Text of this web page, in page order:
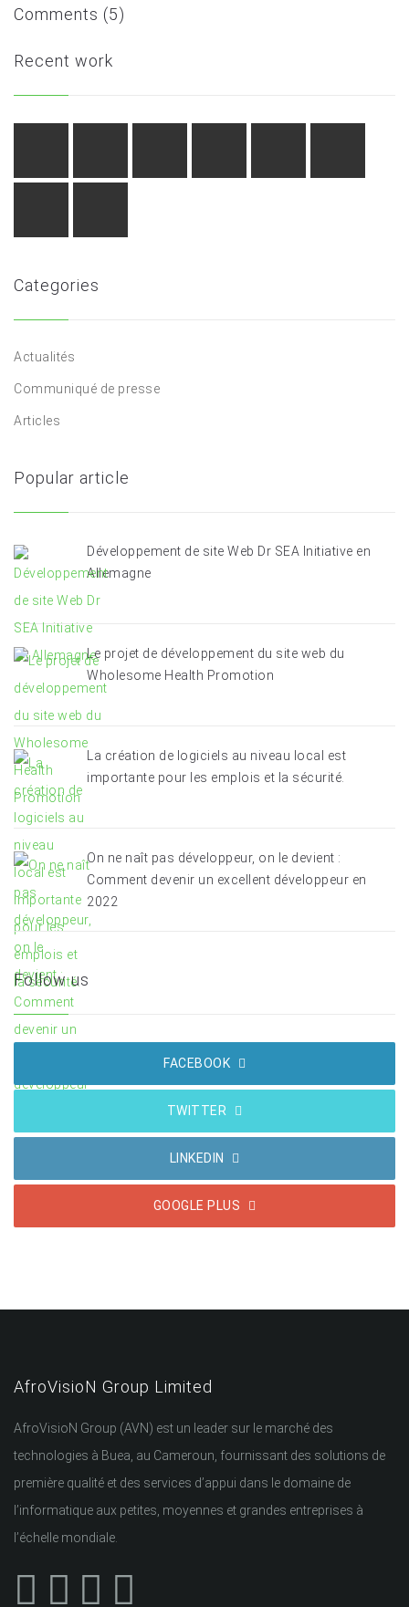
Comments (5)
Recent work
Categories
Actualités
Communiqué de presse
Articles
Popular article
Développement de site Web Dr SEA Initiative en
Allemagne
Le projet de développement du site web du
Wholesome Health Promotion
La création de logiciels au niveau local est
importante pour les emplois et la sécurité.
On ne naît pas développeur, on le devient :
Comment devenir un excellent développeur en
2022
Follow us
FACEBOOK
TWITTER
LINKEDIN
GOOGLE PLUS
AfroVisioN Group Limited
AfroVisioN Group (AVN) est un leader sur le marché des
technologies à Buea, au Cameroun, fournissant des solutions de
première qualité et des services d’appui dans le domaine de
l’informatique aux petites, moyennes et grandes entreprises à
l’échelle mondiale.